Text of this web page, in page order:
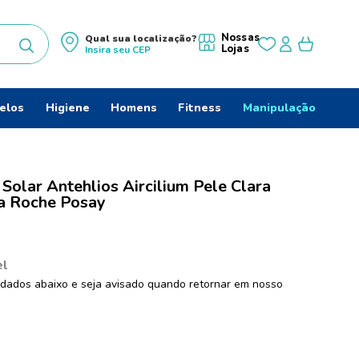
Qual sua localização?
Insira seu CEP
Nossas
Lojas
Higiene Homens Fitness Manipulação
Antehlios Aircilium Pele Clara
Roche Posay